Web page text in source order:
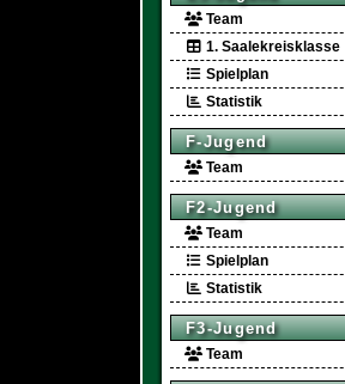
Team
1. Saalekreisklasse
Spielplan
Statistik
F-Jugend
Team
F2-Jugend
Team
Spielplan
Statistik
F3-Jugend
Team